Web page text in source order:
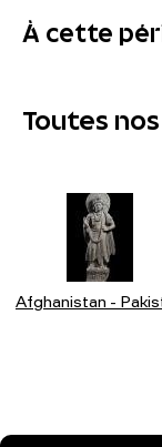
À cette
Toutes
Afghanistan -